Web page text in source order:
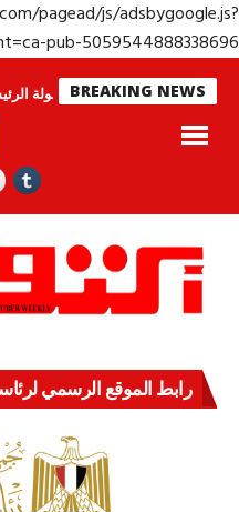
pagead/js/
pub-
BREAKING NEWS
لا ينامون جولة الرئيس
رابط الموقع الرسمي لرئاسة